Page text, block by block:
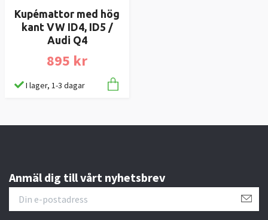
Kupémattor med hög
kant VW ID4, ID5 /
Audi Q4
895 kr
I lager, 1-3 dagar
Anmäl dig till vårt nyhetsbrev